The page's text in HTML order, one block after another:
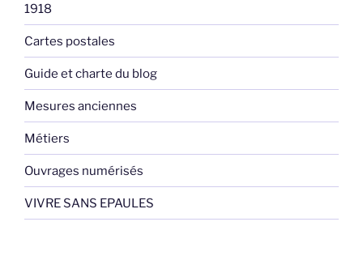
1918
Cartes postales
Guide et charte du blog
Mesures anciennes
Métiers
Ouvrages numérisés
VIVRE SANS EPAULES